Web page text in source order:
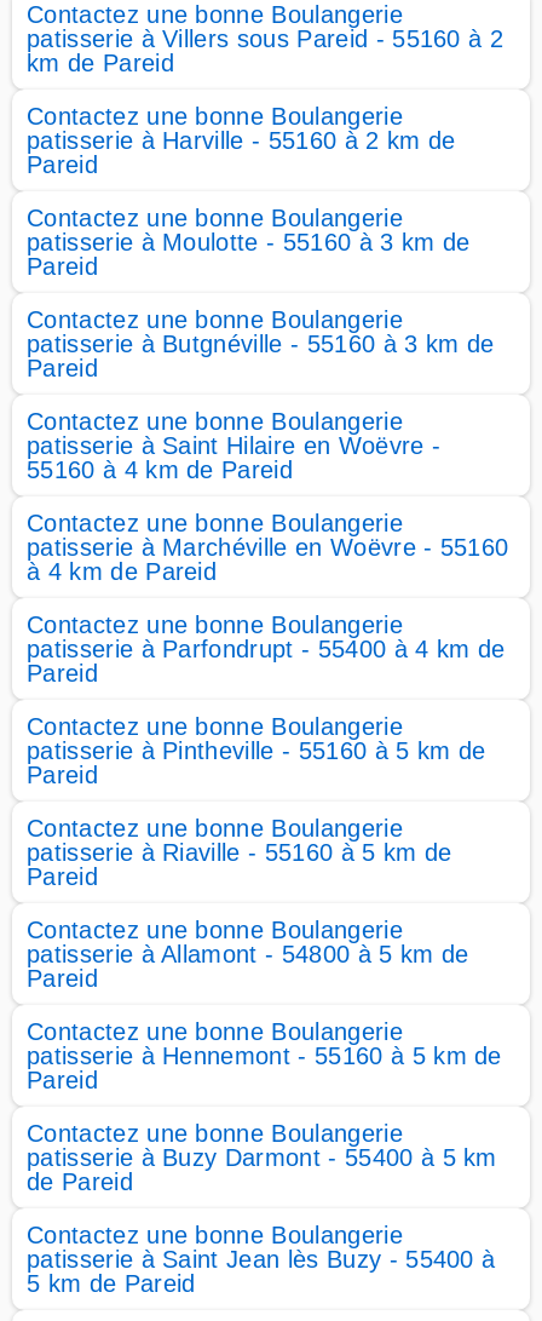
Contactez une bonne Boulangerie
patisserie à Villers sous Pareid - 55160 à 2
km de Pareid
Contactez une bonne Boulangerie
patisserie à Harville - 55160 à 2 km de
Pareid
Contactez une bonne Boulangerie
patisserie à Moulotte - 55160 à 3 km de
Pareid
Contactez une bonne Boulangerie
patisserie à Butgnéville - 55160 à 3 km de
Pareid
Contactez une bonne Boulangerie
patisserie à Saint Hilaire en Woëvre -
55160 à 4 km de Pareid
Contactez une bonne Boulangerie
patisserie à Marchéville en Woëvre - 55160
à 4 km de Pareid
Contactez une bonne Boulangerie
patisserie à Parfondrupt - 55400 à 4 km de
Pareid
Contactez une bonne Boulangerie
patisserie à Pintheville - 55160 à 5 km de
Pareid
Contactez une bonne Boulangerie
patisserie à Riaville - 55160 à 5 km de
Pareid
Contactez une bonne Boulangerie
patisserie à Allamont - 54800 à 5 km de
Pareid
Contactez une bonne Boulangerie
patisserie à Hennemont - 55160 à 5 km de
Pareid
Contactez une bonne Boulangerie
patisserie à Buzy Darmont - 55400 à 5 km
de Pareid
Contactez une bonne Boulangerie
patisserie à Saint Jean lès Buzy - 55400 à
5 km de Pareid